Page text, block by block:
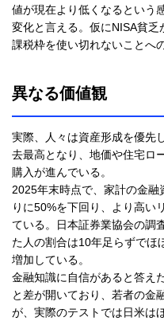
値が現在より低くなるという
変化と言える。仮にNISA貧
課税枠を使い切れないことへ
異なる価値観
実際、人々は資産形成を優先
去最高となり、地価や住宅ロ
購入が進んでいる。
2025年末時点で、家計の金
りに50%を下回り、より高い
ている。日本証券業協会の調
た人の割合は10年足らずでほ
増加している。
金融知識に自信があると答え
と差が開いており、若者の金
が、実際のテストでは日米は